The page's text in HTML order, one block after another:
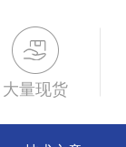
大量现货